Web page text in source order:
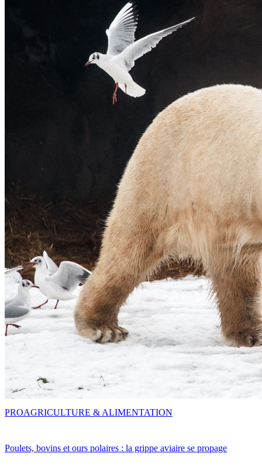
Poulets, bovins et ours polaires : la grippe aviaire se propage
PROAGRICULTURE & ALIMENTATION